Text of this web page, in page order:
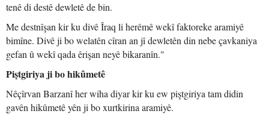
tenê di destê dewletê de bin.
Me destnîşan kir ku divê Îraq li herêmê wekî faktoreke aramiyê
bimîne. Divê ji bo welatên cîran an jî dewletên din nebe çavkaniya
gefan û wekî qada êrişan neyê bikaranîn."
Piştgiriya ji bo hikûmetê
Nêçîrvan Barzanî her wiha diyar kir ku ew piştgiriya tam didin
gavên hikûmetê yên ji bo xurtkirina aramiyê.